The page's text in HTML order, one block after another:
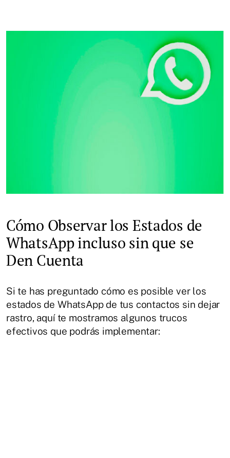
Cómo Observar los Estados de
WhatsApp incluso sin que se
Den Cuenta
Si te has preguntado cómo es posible ver los
estados de WhatsApp de tus contactos sin dejar
rastro, aquí te mostramos algunos trucos
efectivos que podrás implementar: